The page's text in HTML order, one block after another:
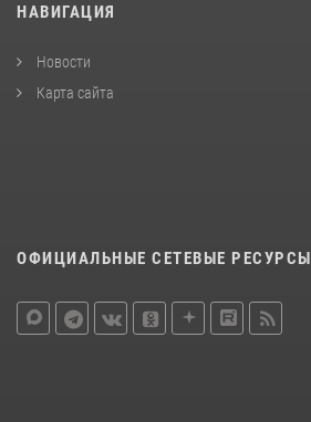
НАВИГАЦИЯ
Новости
Карта сайта
ОФИЦИАЛЬНЫЕ СЕТЕВЫЕ РЕСУРСЫ